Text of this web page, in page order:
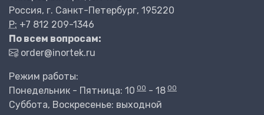
Россия, г. Санкт-Петербург, 195220
P: +7 812 209-1346
По всем вопросам:
order@inortek.ru
Режим работы:
Понедельник - Пятница: 10 00 - 18 00
Суббота, Воскресенье: выходной